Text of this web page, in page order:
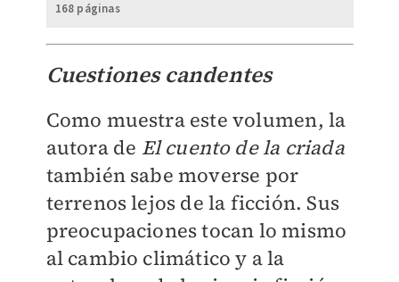
168 páginas
Cuestiones candentes
Como muestra este volumen, la
autora de El cuento de la criada
también sabe moverse por
terrenos lejos de la ficción. Sus
preocupaciones tocan lo mismo
al cambio climático y a la